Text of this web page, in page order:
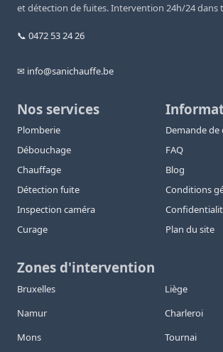
et détection de fuites. Intervention 24h/24 dans
📞 0472 53 24 26
✉ info@sanichauffe.be
Nos services
Plomberie
Débouchage
Chauffage
Détection fuite
Inspection caméra
Curage
Demande de
FAQ
Blog
Conditions
Plan du site
Zones d'intervention
Bruxelles
Liège
Namur
Charleroi
Mons
Tournai